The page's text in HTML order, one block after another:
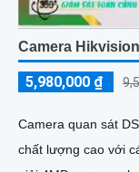
Camera
5,980,000 ₫
Camera quan sát
chất lượng cao với các